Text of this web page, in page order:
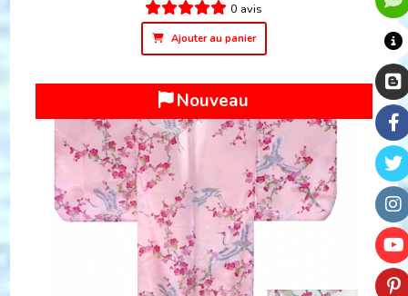
0 avis
Ajouter au panier
Nouveau